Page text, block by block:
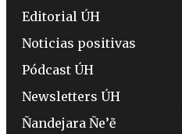
Editorial ÚH
Noticias positivas
Pódcast ÚH
Newsletters ÚH
Ñandejara Ñe’ẽ